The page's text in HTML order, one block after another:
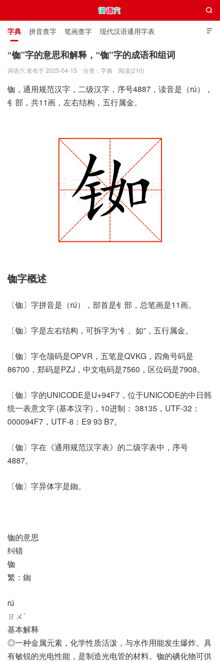

字典 拼音查字 笔画查字 现代汉语通用字表
通用规范汉字表 叠字大全 独体字大全 极简英语词典

“铷”字的意思和解释，“铷”字的成语和组词
词语六 发布于 2025-04-15 分类： 字典 阅读(210)
铷，通用规范汉字，二级汉字，序号4887，读音是（rú），
钅部，共11画，左右结构，五行属金。
铷字概述
〔铷〕字拼音是（rú），部首是钅部，总笔画是11画。
〔铷〕字是左右结构，可拆字为“钅、如”，五行属金。
〔铷〕字仓颉码是OPVR，五笔是QVKG，四角号码是
86700，郑码是PZJ，中文电码是7560，区位码是7908。
〔铷〕字的UNICODE是U+94F7，位于UNICODE的中日韩
统一表意文字 (基本汉字)，10进制： 38135，UTF-32：
000094F7，UTF-8：E9 93 B7。
〔铷〕字在《通用规范汉字表》的二级字表中，序号
4887。
〔铷〕字异体字是銣。
铷的意思
纠错
铷
繁：銣
rú
ㄖㄨˊ
基本解释
◎一种金属元素，化学性质活泼，与水作用能发生爆炸。具
有敏锐的光电性能，是制造光电管的材料。铷的碘化物可供